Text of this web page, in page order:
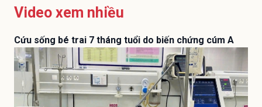
Video xem nhiều
Cứu sống bé trai 7 tháng tuổi do biến chứng cúm A